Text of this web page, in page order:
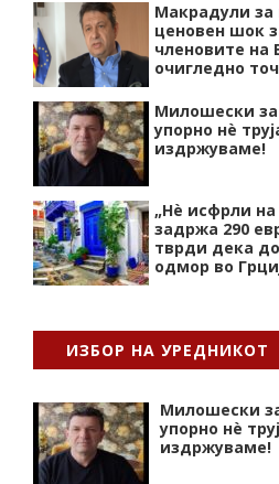
Макрадули за
ценовен шок
членовите
очигледно
Милошески за
упорно нѐ
издржуваме!
„Нѐ исфрли
задржа 290
тврди дека
одмор во
ИЗБОР НА УРЕДНИКОТ
Милошески
упорно нѐ
издржуваме!